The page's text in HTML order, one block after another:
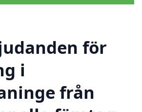
för
i
från